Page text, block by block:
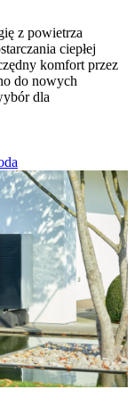
z powietrza
ciepłej
komfort przez
do nowych
dla